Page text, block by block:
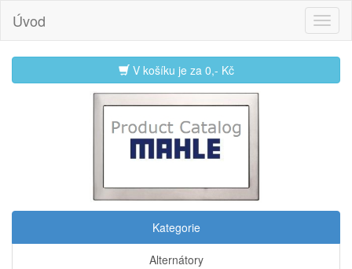
Úvod
V košíku je za 0,- Kč
Kategorie
Alternátory